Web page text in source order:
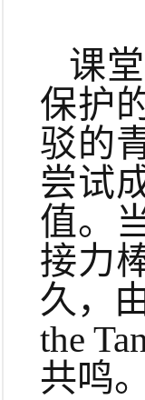
课
保护
驳的
尝试
值。
接力
久，
the
共鸣。